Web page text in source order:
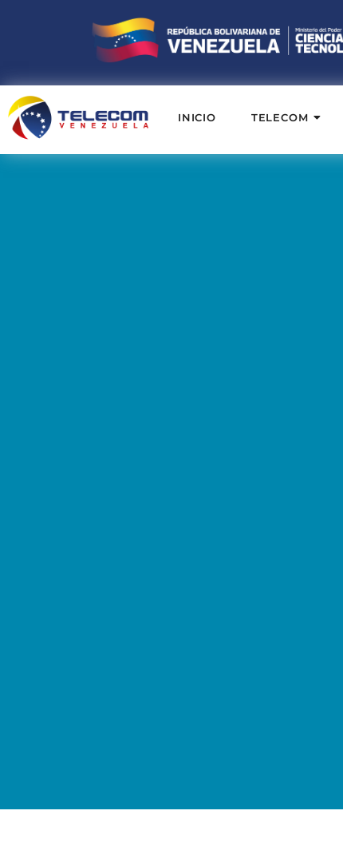
INICIO TELECOM